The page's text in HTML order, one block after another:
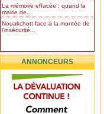
La mémoire effacée : quand la
mairie de...
Nouakchott face à la montée de
l’insécurité...
ANNONCEURS